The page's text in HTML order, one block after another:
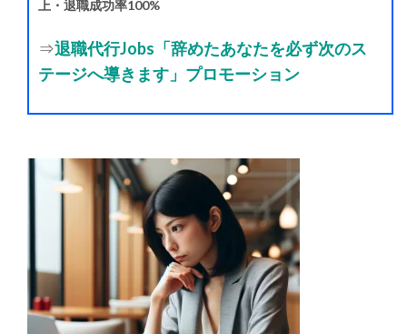
上・退職成功率100%
⇒退職代行Jobs「辞めたあなたを必ず次のス
テージへ導きます」プロモーション